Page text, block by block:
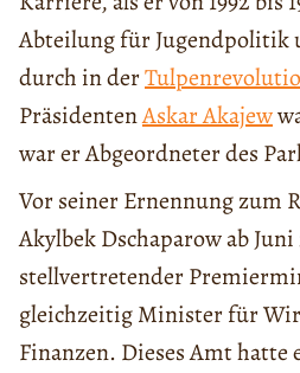
Abteilung für Jugendpolitik
durch in der
PräsidentenAskar Akajew
war er Abgeordneter des
Vor seiner Ernennung zum
Akylbek Dschaparow ab Juni
stellvertretender
gleichzeitig Minister für
Finanzen. Dieses Amt hatte